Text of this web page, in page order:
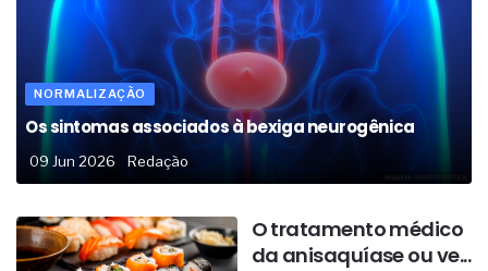
NORMALIZAÇÃO
Os sintomas associados à bexiga neurogênica
09 Jun 2026 Redação
O tratamento médico
da anisaquíase ou ve...